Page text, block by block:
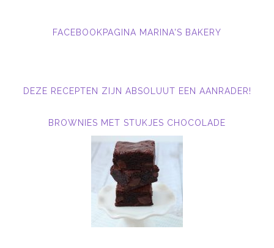
FACEBOOKPAGINA MARINA'S BAKERY
DEZE RECEPTEN ZIJN ABSOLUUT EEN AANRADER!
BROWNIES MET STUKJES CHOCOLADE